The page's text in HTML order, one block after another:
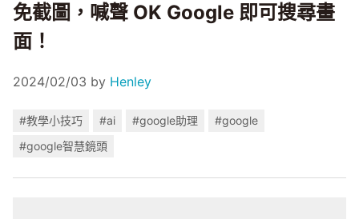
免截圖，喊聲 OK Google 即可搜尋畫
面！
2024/02/03 by Henley
#教學小技巧 #ai #google助理
#google
#google智慧鏡頭